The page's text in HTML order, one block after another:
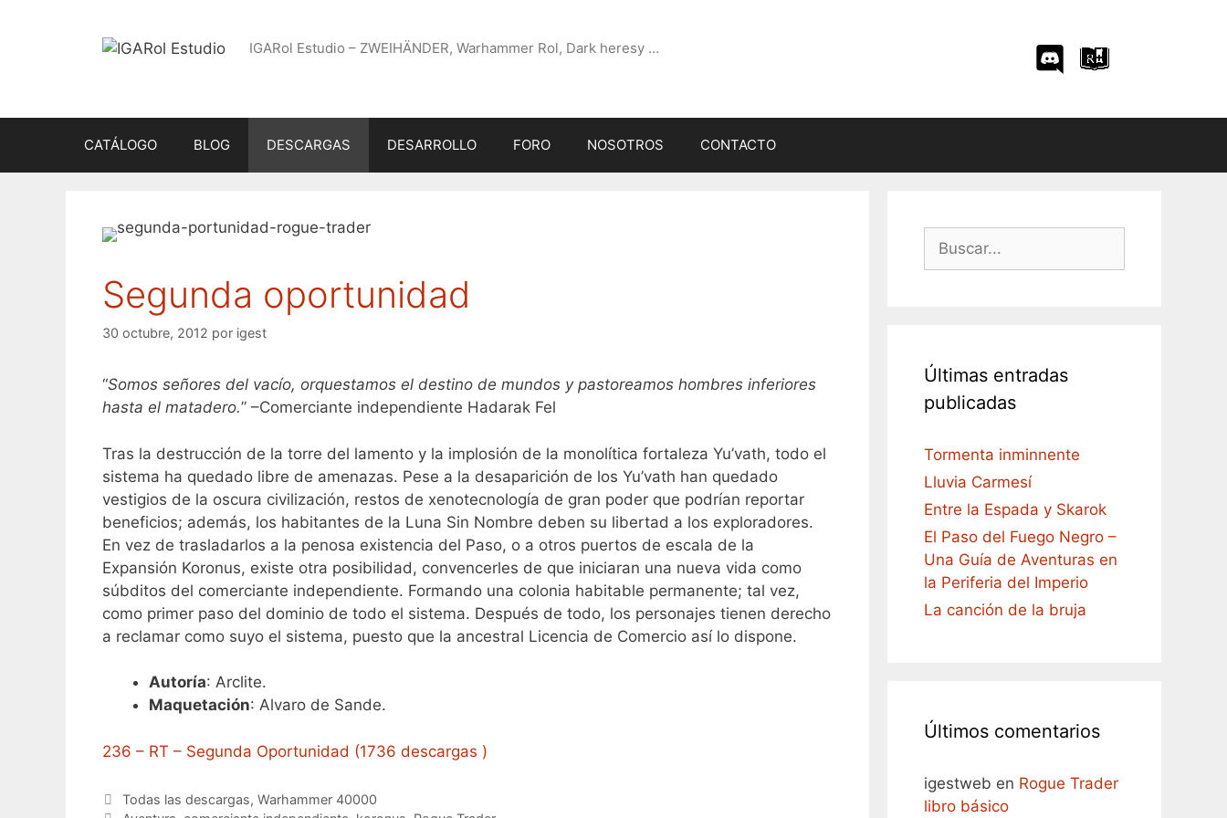
IGARol Estudio – ZWEIHÄNDER, Warhammer Rol, Dark heresy …
CATÁLOGO BLOG DESCARGAS DESARROLLO FORO NOSOTROS CONTACTO
Segunda oportunidad
30 octubre, 2012 por igest
“Somos señores del vacío, orquestamos el destino de mundos y pastoreamos hombres inferiores
hasta el matadero.” –Comerciante independiente Hadarak Fel
Tras la destrucción de la torre del lamento y la implosión de la monolítica fortaleza Yu’vath, todo el
sistema ha quedado libre de amenazas. Pese a la desaparición de los Yu’vath han quedado
vestigios de la oscura civilización, restos de xenotecnología de gran poder que podrían reportar
beneficios; además, los habitantes de la Luna Sin Nombre deben su libertad a los exploradores.
En vez de trasladarlos a la penosa existencia del Paso, o a otros puertos de escala de la
Expansión Koronus, existe otra posibilidad, convencerles de que iniciaran una nueva vida como
súbditos del comerciante independiente. Formando una colonia habitable permanente; tal vez,
como primer paso del dominio de todo el sistema. Después de todo, los personajes tienen derecho
a reclamar como suyo el sistema, puesto que la ancestral Licencia de Comercio así lo dispone.
Autoría: Arclite.
Maquetación: Alvaro de Sande.
236 – RT – Segunda Oportunidad (1736 descargas )
Categorías
Todas las descargas, Warhammer 40000
Buscar:
Últimas entradas
publicadas
Tormenta inminnente
Lluvia Carmesí
Entre la Espada y Skarok
El Paso del Fuego Negro –
Una Guía de Aventuras en
la Periferia del Imperio
La canción de la bruja
Últimos comentarios
igestweb en Rogue Trader
libro básico